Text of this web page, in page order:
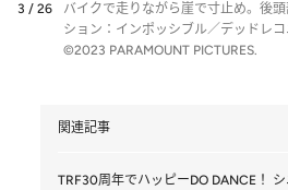
3 / 26
バイクで走りながら崖で寸止め。後
ション：インポッシブル／デッドレコ
©2023 PARAMOUNT PICTURES.
関連記事
TRF30周年でハッピーDO DANCE！